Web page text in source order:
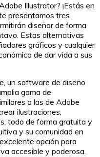
Illustrator? ¡Estás en
presentamos tres
diseñar de forma
Estas alternativas
gráficos y cualquier
de dar vida a sus
un software de diseño
gama de
a las de Adobe
ilustraciones,
todo de forma gratuita y
y su comunidad en
opción para
accesible y poderosa.